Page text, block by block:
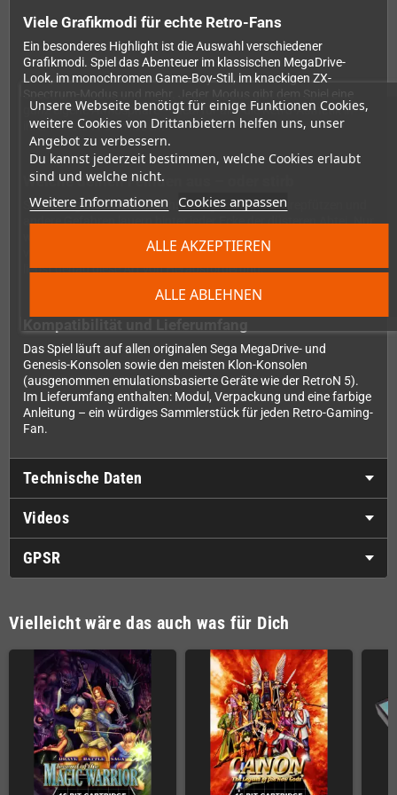
Unsere Webseite benötigt für einige Funktionen Cookies,
weitere Cookies von Drittanbietern helfen uns, unser
Angebot zu verbessern.
Du kannst jederzeit bestimmen, welche Cookies erlaubt
sind und welche nicht.
Weitere Informationen Cookies anpassen
ALLE ABLEHNEN
ALLE AKZEPTIEREN
Viele Grafikmodi für echte Retro-Fans
Ein besonderes Highlight ist die Auswahl verschiedener
Grafikmodi. Spiel das Abenteuer im klassischen MegaDrive-
Look, im monochromen Game-Boy-Stil, im knackigen ZX-
ganz eigene Atmosphäre – ideal für alle, die Retro-Ästhetik in
ihrer reinsten Form lieben.
Weiche deinen Feinden aus – oder stirb
Skelettbogenschützen, rachsüchtige Geister, Säurepfützen und
andere Gefahren lauern hinter jeder Ecke der düsteren Abtei. Nur
wer aufmerksam erkundet, Hinweise sammelt und die Rätsel der
verlassenen Kirche löst, findet einen Weg hinaus. Gib es zu – du
liebst genau diese Art von Herausforderung.
Das Spiel läuft auf allen originalen Sega MegaDrive- und
Genesis-Konsolen sowie den meisten Klon-Konsolen
(ausgenommen emulationsbasierte Geräte wie der RetroN 5).
Im Lieferumfang enthalten: Modul, Verpackung und eine farbige
Anleitung – ein würdiges Sammlerstück für jeden Retro-Gaming-
Fan.
Technische Daten
Videos
GPSR
Vielleicht wäre das auch was für Dich